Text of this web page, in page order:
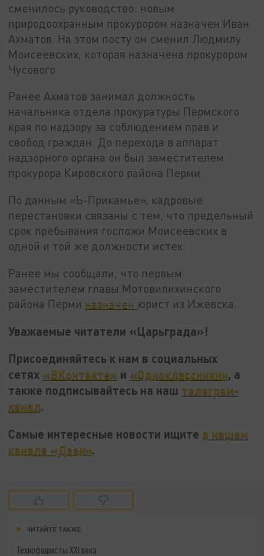
сменилось руководство: новым
природоохранным прокурором назначен Иван
Ахматов. На этом посту он сменил Людмилу
Моисеевских, которая назначена прокурором
Чусового.
Ранее Ахматов занимал должность
начальника отдела прокуратуры Пермского
края по надзору за соблюдением прав и
свобод граждан. До перехода в аппарат
надзорного органа он был заместителем
прокурора Кировского района Перми.
По данным «Ъ-Прикамье», кадровые
перестановки связаны с тем, что предельный
срок пребывания госпожи Моисеевских в
одной и той же должности истек.
Ранее мы сообщали, что первым
заместителем главы Мотовилихинского
района Перми назначен юрист из Ижевска.
Уважаемые читатели «Царьграда»!
Присоединяйтесь к нам в социальных
сетях «ВКонтакте» и «Одноклассники», а
также подписывайтесь на наш телеграм-
канал.
Самые интересные новости ищите в нашем
канале «Дзен».
ЧИТАЙТЕ ТАКЖЕ:
Технофашисты XXI века